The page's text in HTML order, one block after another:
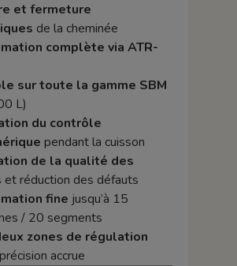
et fermeture
de la cheminée
complète via ATR-
sur toute la gamme SBM
L)
du contrôle
pendant la cuisson
de la qualité des
et réduction des défauts
fine jusqu’à 15
/ 20 segments
zones de régulation
accrue